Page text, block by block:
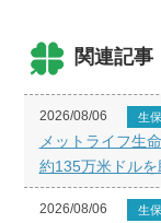
関連記事
2026/08/06 生保
メットライフ生
約135万米ドルを
2026/08/06 生保